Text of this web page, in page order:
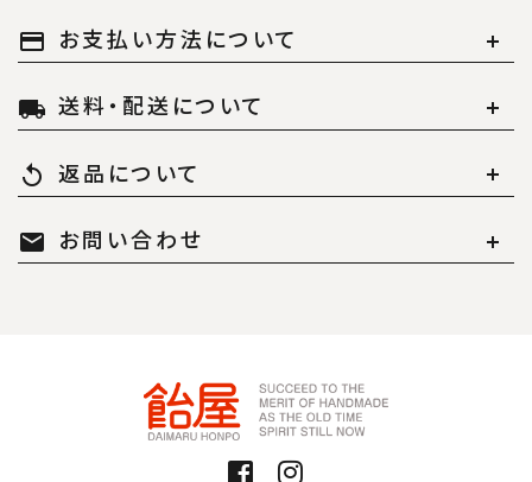
payment お支払い方法について
local_shipping 送料・配送について
replay 返品について
mail お問い合わせ